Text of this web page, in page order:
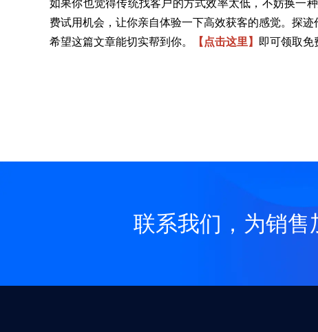
如果你也觉得传统找客户的方式效率太低，不妨换一
费试用机会，让你亲自体验一下高效获客的感觉。探
希望这篇文章能切实帮到你。
【点击这里】 即可领取免
联系我们，为销售